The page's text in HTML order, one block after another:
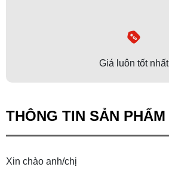
Giá luôn tốt nhất
THÔNG TIN SẢN PHẨM
Xin chào anh/chị